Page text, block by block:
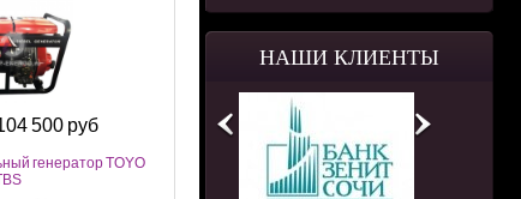
НАШИ КЛИЕНТЫ
500 руб
генератор TOYO